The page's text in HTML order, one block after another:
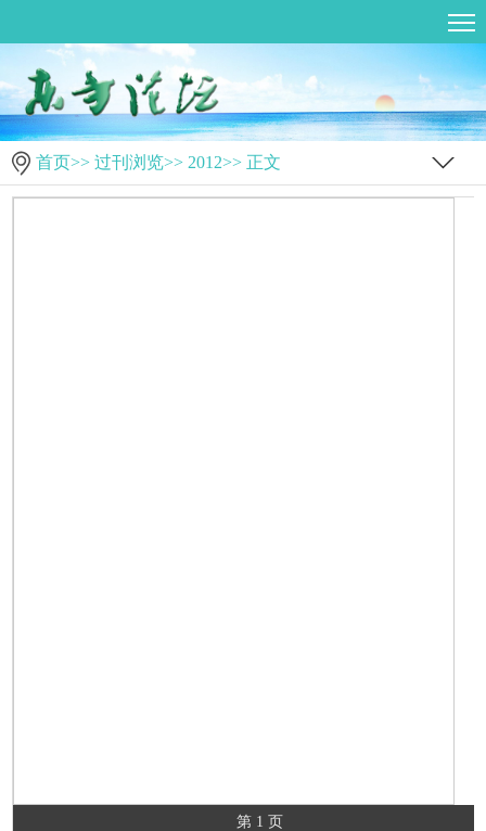
首页>> 过刊浏览>> 2012>> 正文
第 1 页